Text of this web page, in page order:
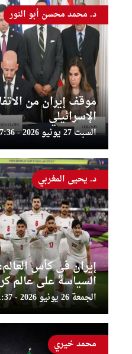
موقف إيران من
الإسرائيلي
السبت 27 يونيو 2026 - 11:27:36
د. محمد محسن أبو النور
إيران في كأس
السياسة على عالم
الجمعة 26 يونيو 2026 - 11:01:37
د. يحيى المغربي
محمد خيري